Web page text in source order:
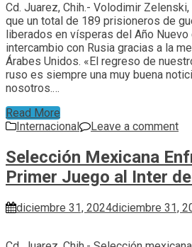
Cd. Juarez, Chih.- Volodimir
que un total de 189 prisioneros de
liberados en vísperas del Año
intercambio con Rusia gracias a la
Árabes Unidos. «El regreso de
ruso es siempre una muy buena
nosotros.…
Read More
Internacional
Leave a comment
Selección Mexicana
Primer Juego al Inter
diciembre 31, 2024diciembre 31,